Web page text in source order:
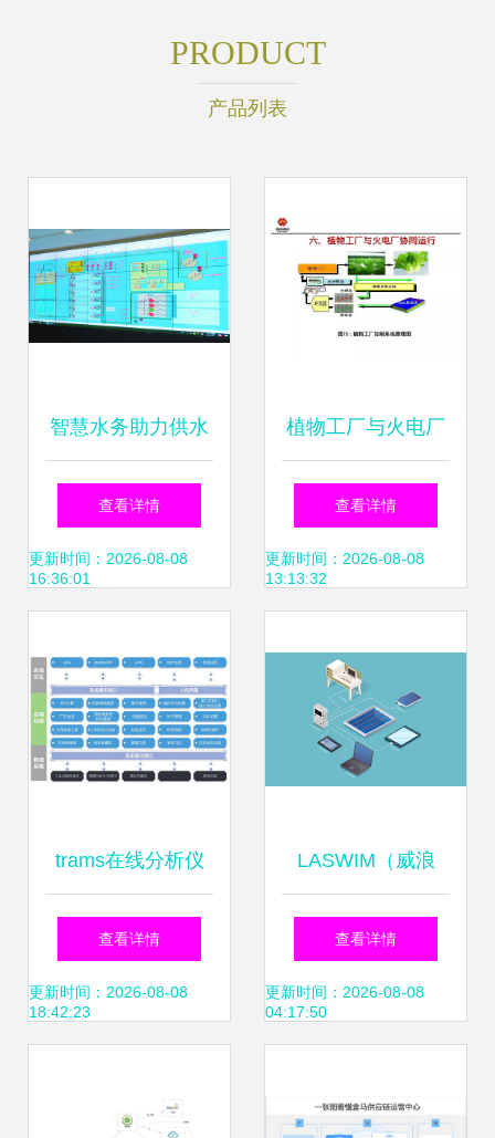
PRODUCT
产品列表
智慧水务助力供水
服务提质增效——
乳山市水务集团一
查看详情
更新时间：2026-08-08
16:36:01
植物工厂与火电厂
协同运行 能源与农
业的共生之道
查看详情
更新时间：2026-08-08
13:13:32
trams在线分析仪
管理系统 赋能工厂
数字化运营与信息
度
查看详情
更新时间：2026-08-08
18:42:23
LASWIM（威浪
仕）智能控制中枢
引领泳池管理步入
息运维赋能长效运
查看详情
更新时间：2026-08-08
04:17:50